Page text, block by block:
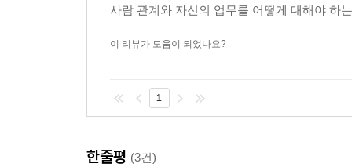
사람 관계와 자신의 업무를 어떻게 대해야 하
이 리뷰가 도움이 되었나요?
1
한줄평 (3건)